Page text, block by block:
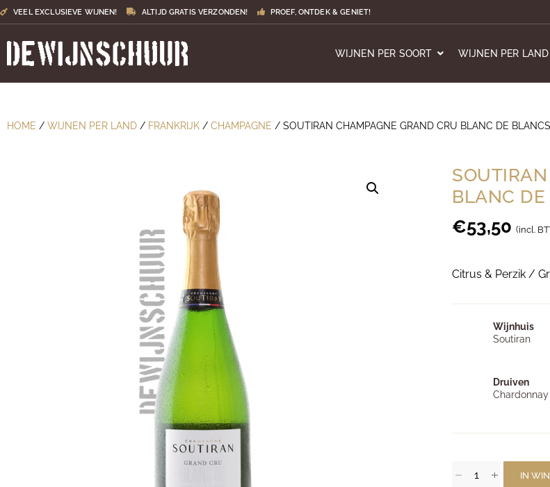
VEEL EXCLUSIEVE WIJNEN! ALTIJD GRATIS VERZONDEN! PROEF, ONTDEK & GENIET!
WIJNEN PER SOORT WIJNEN PER LAND
HOME / WIJNEN PER LAND / FRANKRIJK / CHAMPAGNE / SOUTIRAN CHAMPAGNE GRAND CRU BLANC DE BLANCS
BLANC
€53,50 (incl.
Citrus & Perzik /
Wijnhuis
Soutiran
Druiven
Chardonnay
IN